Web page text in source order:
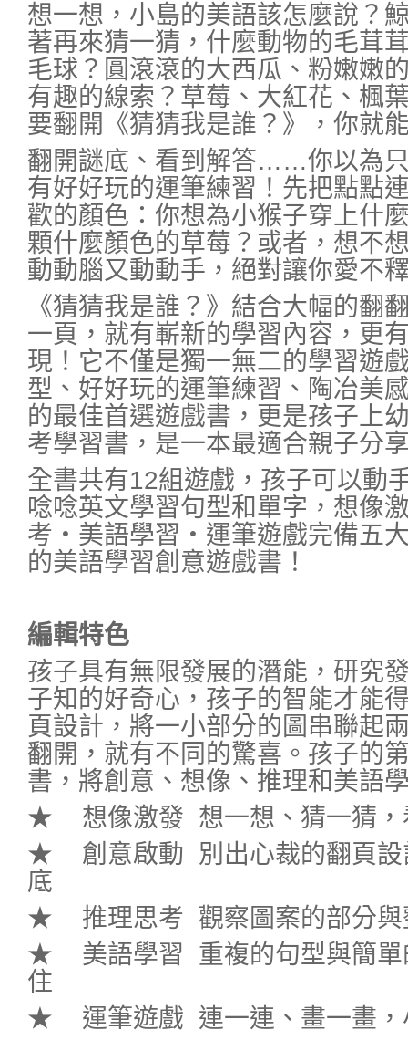
想一想，小島的美語該怎麼說？
著再來猜一猜，什麼動物的毛茸
毛球？圓滾滾的大西瓜、粉嫩嫩
有趣的線索？草莓、大紅花、楓
要翻開《猜猜我是誰？》，你就
翻開謎底、看到解答……你以為
有好好玩的運筆練習！先把點點
歡的顏色：你想為小猴子穿上什
顆什麼顏色的草莓？或者，想不
動動腦又動動手，絕對讓你愛不
《猜猜我是誰？》結合大幅的翻
一頁，就有嶄新的學習內容，更
現！它不僅是獨一無二的學習遊
型、好好玩的運筆練習、陶冶美
的最佳首選遊戲書，更是孩子上
考學習書，是一本最適合親子分
全書共有12組遊戲，孩子可以動
唸唸英文學習句型和單字，想
考‧美語學習‧運筆遊戲完備五
的美語學習創意遊戲書！
編輯特色
孩子具有無限發展的潛能，研究
子知的好奇心，孩子的智能才能
頁設計，將一小部分的圖串聯起
翻開，就有不同的驚喜。孩子的
書，將創意、想像、推理和美語
★ 想像激發 想一想、猜一猜，
★ 創意啟動 別出心裁的翻頁設
底
★ 推理思考 觀察圖案的部分與
★ 美語學習 重複的句型與簡單
住
★ 運筆遊戲 連一連、畫一畫，